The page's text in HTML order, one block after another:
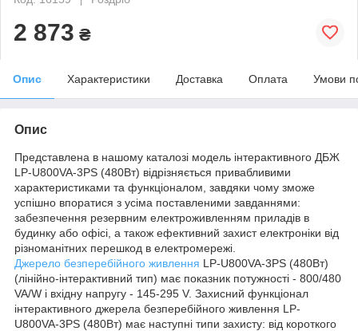
2 873 ₴
Опис Характеристики Доставка Оплата Умови
Опис
Представлена в нашому каталозі модель інтерактивного ДБЖ
LP-U800VA-3PS (480Вт) відрізняється привабливими
характеристиками та функціоналом, завдяки чому зможе
успішно впоратися з усіма поставленими завданнями:
забезпечення резервним електроживленням приладів в
будинку або офісі, а також ефективний захист електроніки від
різноманітних перешкод в електромережі.
Джерело безперебійного живлення LP-U800VA-3PS (480Вт)
(лінійно-інтерактивний тип) має показник потужності - 800/480
VA/W і вхідну напругу - 145-295 V. Захисний функціонал
інтерактивного джерела безперебійного живлення LP-
U800VA-3PS (480Вт) має наступні типи захисту: від короткого